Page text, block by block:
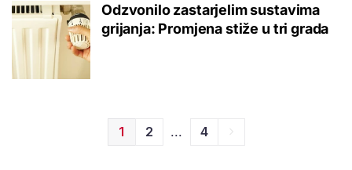
Odzvonilo zastarjelim sustavima
grijanja: Promjena stiže u tri grada
1 2 ... 4